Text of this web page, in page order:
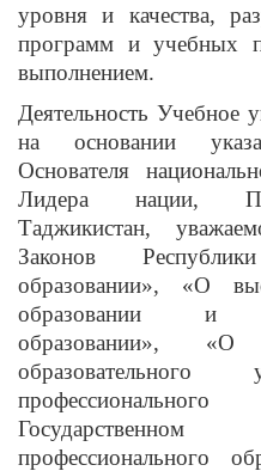
уровня и качества,
программ и учебных
выполнением.
Деятельность Учебное
на основании
Основателя
Лидера нации,
Таджикистан,
Законов
образовании», «О
образовании и
образовании»,
профессионального